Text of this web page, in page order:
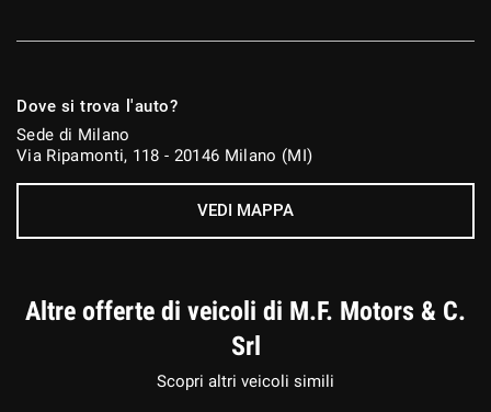
Dove si trova l'auto?
Sede di Milano
Via Ripamonti, 118 - 20146 Milano (MI)
VEDI MAPPA
Altre offerte di veicoli di M.F. Motors & C.
Srl
Scopri altri veicoli simili